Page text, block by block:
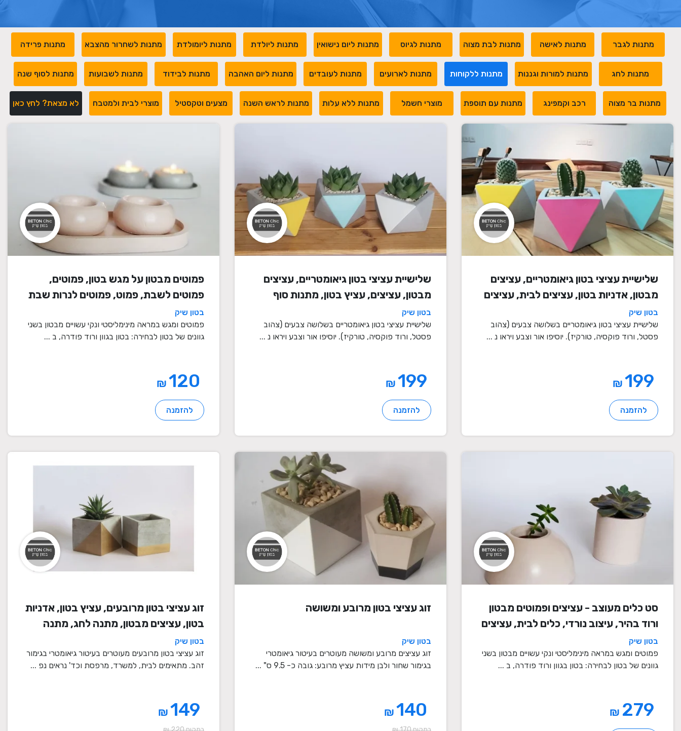
מתנות לגבר מתנות לאישה מתנות לבת מצוה מתנות לגיוס מתנות ליום נישואין מתנות ליולדת מתנות ליומולדת מתנות לשחרור מהצבא מתנות פרידה
מתנות לחג מתנות למורות וגננות מתנות ללקוחות מתנות לארועים מתנות לעובדים מתנות ליום האהבה מתנות לבידוד מתנות לשבועות מתנות לסוף שנה
מתנות בר מצוה רכב וקמפינג מתנות עם תוספת מוצרי חשמל מתנות ללא עלות מתנות לראש השנה מצעים וטקסטיל מוצרי לבית ולמטבח לא מצאת? לחץ כאן
שלישיית עציצי בטון גיאומטריים, עציצים
מבטון, אדניות בטון, עציצים לבית, עציצים
מיוחדים, עציצים מעוצבים, עציצי מתנה,
מתנות לחגים
בטון שיק
שלישיית עציצי בטון גיאומטריים בשלושה צבעים (צהוב
פסטל, ורוד פוקסיה, טורקיז). יוסיפו אור וצבע ויראו נ ...
₪
להזמנה
שלישיית עציצי בטון גיאומטריים, עציצים
מבטון, עציצים, עציץ בטון, מתנות סוף
שנה, מתנה לבית, מתנה ליום הולדת,
עיצוב הבית, מתנות סוף שנה למורים
בטון שיק
שלישיית עציצי בטון גיאומטריים בשלושה צבעים (צהוב
פסטל, ורוד פוקסיה, טורקיז). יוסיפו אור וצבע ויראו נ ...
₪
להזמנה
פמוטים מבטון על מגש בטון, פמוטים,
פמוטים לשבת, פמוט, פמוטים לנרות שבת
בטון שיק
פמוטים ומגש במראה מינימליסטי ונקי עשויים מבטון בשני
גוונים של בטון לבחירה: בטון בגוון ורוד פודרה, ב ...
₪
להזמנה
סט כלים מעוצב - עציצים ופמוטים מבטון
ורוד בהיר, עיצוב נורדי, כלים לבית, עציצים
מעוצבים, עציצי בטון, פמוטים לשבת,
עציצים מבטון, מתנה לבית
בטון שיק
פמוטים ומגש במראה מינימליסטי ונקי עשויים מבטון בשני
גוונים של בטון לבחירה: בטון בגוון ורוד פודרה, ב ...
₪
זוג עציצי בטון מרובע ומשושה
בטון שיק
זוג עציצים מרובע ומשושה מעוטרים בעיטור גיאומטרי
בגימור שחור ולבן מידות עציץ מרובע: גובה כ- 9.5 ס" ...
₪
זוג עציצי בטון מרובעים, עציץ בטון, אדניות
בטון, עציצים מבטון, מתנה לחג, מתנה
לעובדים, מתנות לחנוכת בית, עציצים
מתנה, מתנה, מתנות מיוחדות
בטון שיק
זוג עציצי בטון מרובעים מעוטרים בעיטור גיאומטרי בגימור
זהב. מתאימים לבית, למשרד, מרפסת וכד' נראים נפ ...
₪